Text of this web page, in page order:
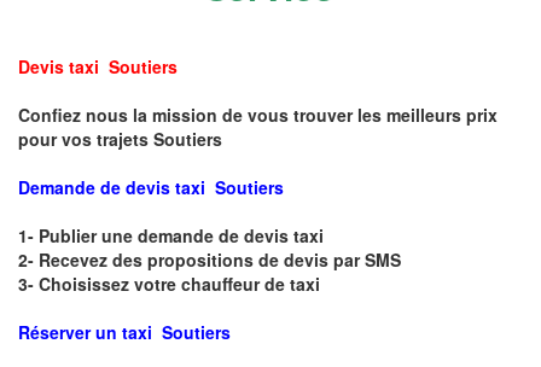
Devis taxi Soutiers
Confiez nous la mission de vous trouver les meilleurs prix
pour vos trajets Soutiers
Demande de devis taxi Soutiers
1- Publier une demande de devis taxi
2- Recevez des propositions de devis par SMS
3- Choisissez votre chauffeur de taxi
Réserver un taxi Soutiers